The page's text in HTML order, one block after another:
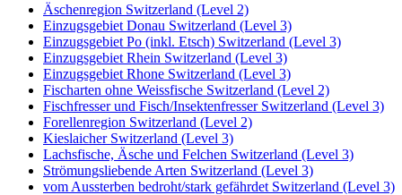
Äschenregion Switzerland (Level 2)
Einzugsgebiet Donau Switzerland (Level 3)
Einzugsgebiet Po (inkl. Etsch) Switzerland (Level 3)
Einzugsgebiet Rhein Switzerland (Level 3)
Einzugsgebiet Rhone Switzerland (Level 3)
Fischarten ohne Weissfische Switzerland (Level 2)
Fischfresser und Fisch/Insektenfresser Switzerland (Level 3)
Forellenregion Switzerland (Level 2)
Kieslaicher Switzerland (Level 3)
Lachsfische, Äsche und Felchen Switzerland (Level 3)
Strömungsliebende Arten Switzerland (Level 3)
vom Aussterben bedroht/stark gefährdet Switzerland (Level 3)